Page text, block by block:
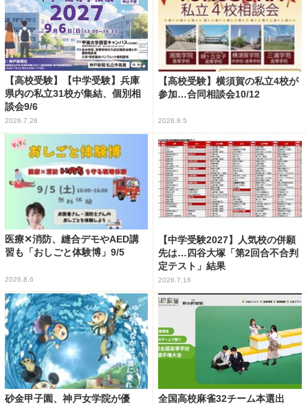
【高校受験】【中学受験】兵庫
県内の私立31校が集結、個別相
談会9/6
2026.7.28
【高校受験】横須賀の私立4校が
参加…合同相談会10/12
2026.8.5
医療✕消防、縫合デモやAED講
習も「おしごと体験博」9/5
2026.8.6
【中学受験2027】人気校の併願
先は…四谷大塚「第2回合不合判
定テスト」結果
2026.7.16
砂金甲子園、神戸女学院が優
全国高校麻雀32チーム本選出